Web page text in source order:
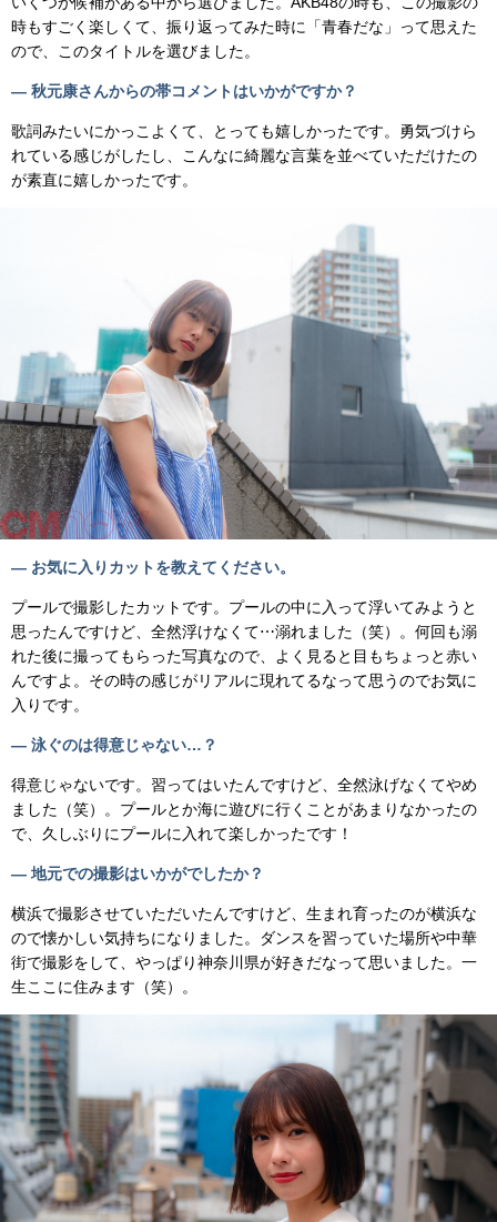
時もすごく楽しくて、振り返ってみた時に「青春だな」って思えた
ので、このタイトルを選びました。
— 秋元康さんからの帯コメントはいかがですか？
歌詞みたいにかっこよくて、とっても嬉しかったです。勇気づけら
れている感じがしたし、こんなに綺麗な言葉を並べていただけたの
が素直に嬉しかったです。
— お気に入りカットを教えてください。
プールで撮影したカットです。プールの中に入って浮いてみようと
思ったんですけど、全然浮けなくて⋯溺れました（笑）。何回も溺
れた後に撮ってもらった写真なので、よく見ると目もちょっと赤い
んですよ。その時の感じがリアルに現れてるなって思うのでお気に
入りです。
— 泳ぐのは得意じゃない…？
得意じゃないです。習ってはいたんですけど、全然泳げなくてやめ
ました（笑）。プールとか海に遊びに行くことがあまりなかったの
で、久しぶりにプールに入れて楽しかったです！
— 地元での撮影はいかがでしたか？
横浜で撮影させていただいたんですけど、生まれ育ったのが横浜な
ので懐かしい気持ちになりました。ダンスを習っていた場所や中華
街で撮影をして、やっぱり神奈川県が好きだなって思いました。一
生ここに住みます（笑）。